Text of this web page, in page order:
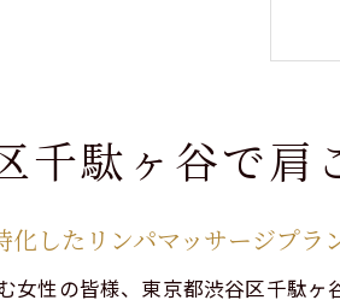
千駄ヶ谷で肩
化したリンパマッサージプラ
女性の皆様、東京都渋谷区千駄